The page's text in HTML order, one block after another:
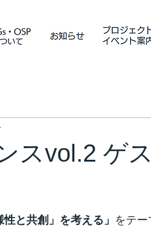
スvol.2 ゲ
と共創」を考える」
をテ